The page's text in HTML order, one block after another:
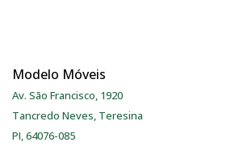
Modelo Móveis
Av. São Francisco, 1920
Tancredo Neves, Teresina
PI, 64076-085